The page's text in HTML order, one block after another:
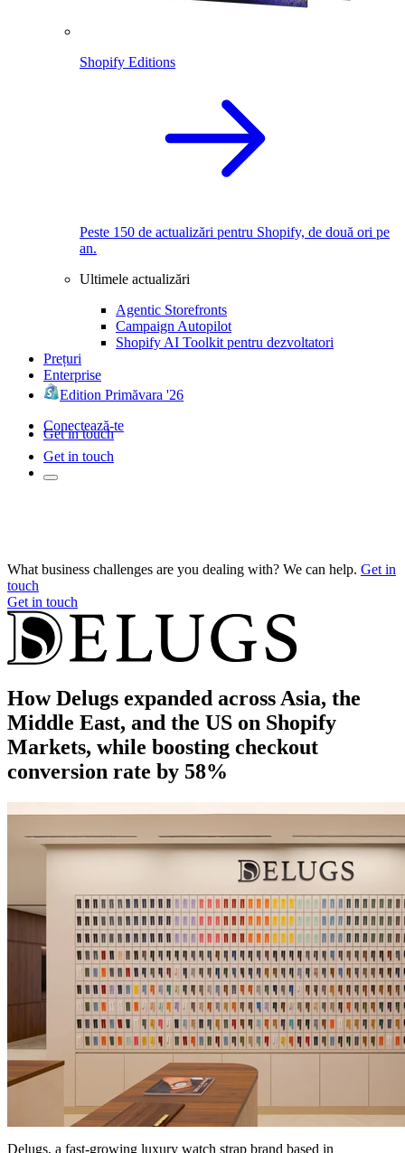
Shopify Editions
Peste 150 de actualizări pentru Shopify, de două ori pe
an.
Ultimele actualizări
Agentic Storefronts
Campaign Autopilot
Shopify AI Toolkit pentru dezvoltatori
Prețuri
Enterprise
Edition Primăvara '26
Conectează-te
Get in touch
Get in touch
What business challenges are you dealing with? We can help. Get in
touch
Get in touch
How Delugs expanded across Asia, the
Middle East, and the US on Shopify
Markets, while boosting checkout
conversion rate by 58%
Delugs, a fast-growing luxury watch strap brand based in